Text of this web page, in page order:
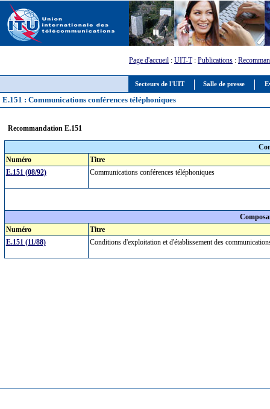
Secteurs de l'UIT Salle de presse
Page d'accueil : UIT-T: Publications :
E.151 : Communications conférences téléphoniques
Recommandation E.151
Numéro
Titre
E.151 (08/92)
Communications conférences téléphoniques
Numéro
Titre
E.151 (11/88)
Conditions d'exploitation et d'établissement des